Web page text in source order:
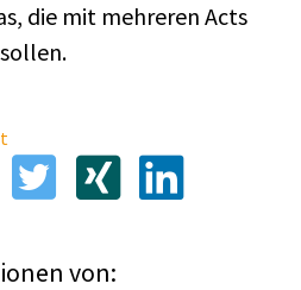
die mit mehreren Acts
von: